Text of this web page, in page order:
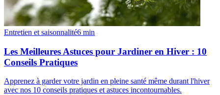
Entretien et saisonnalité6 min
Les Meilleures Astuces pour Jardiner en Hiver : 10
Conseils Pratiques
Apprenez à garder votre jardin en pleine santé même durant l'hiver
avec nos 10 conseils pratiques et astuces incontournables.